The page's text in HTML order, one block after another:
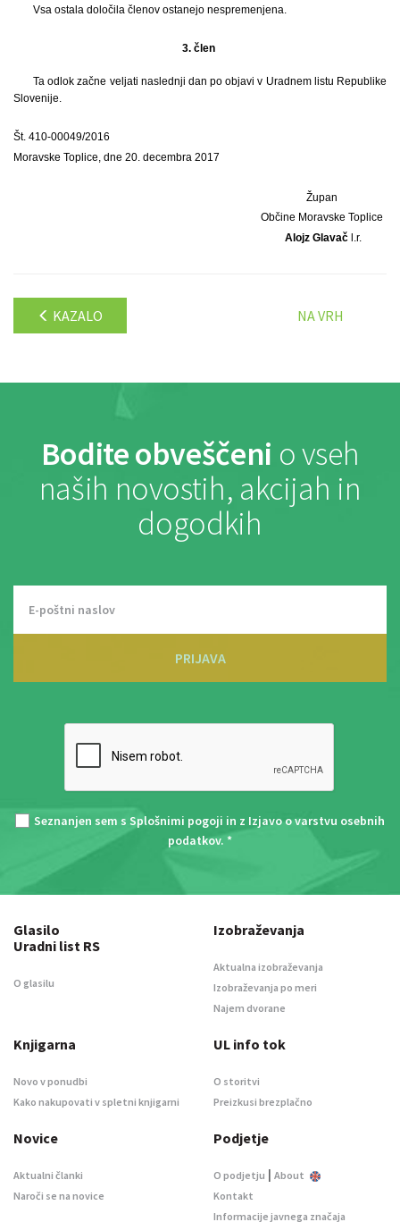
Vsa ostala določila členov ostanejo nespremenjena.
3. člen
Ta odlok začne veljati naslednji dan po objavi v Uradnem listu Republike
Slovenije.
Št. 410-00049/2016
Moravske Toplice, dne 20. decembra 2017
Župan
Občine Moravske Toplice
Alojz Glavačl.r.
KAZALO NA VRH
Bodite obveščeni o vseh
naših novostih, akcijah in
dogodkih
PRIJAVA
Seznanjen sem s Splošnimi pogoji in z Izjavo o varstvu osebnih
podatkov. *
Glasilo
Uradni list RS
O glasilu
Izobraževanja
Aktualna izobraževanja
Izobraževanja po meri
Najem dvorane
Knjigarna
Novo v ponudbi
Kako nakupovati v spletni knjigarni
UL info tok
O storitvi
Preizkusi brezplačno
Novice
Aktualni članki
Naroči se na novice
Podjetje
O podjetju | About
Kontakt
Informacije javnega značaja